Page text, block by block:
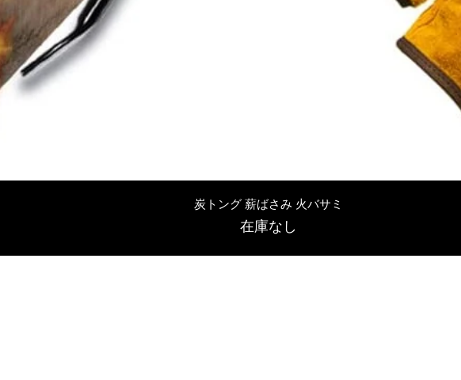
クイックビュー
炭トング 薪ばさみ 火バサミ
在庫なし